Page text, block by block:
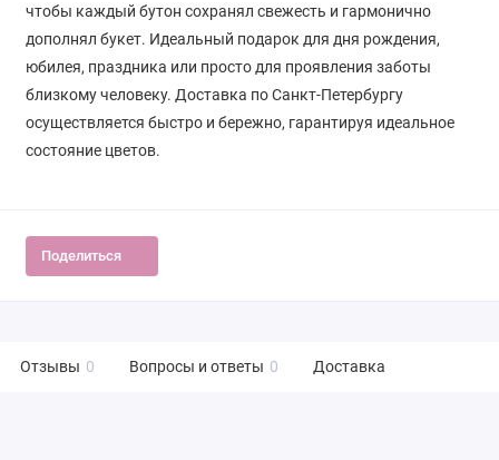
чтобы каждый бутон сохранял свежесть и гармонично
дополнял букет. Идеальный подарок для дня рождения,
юбилея, праздника или просто для проявления заботы
близкому человеку. Доставка по Санкт-Петербургу
осуществляется быстро и бережно, гарантируя идеальное
состояние цветов.
Поделиться
Отзывы 0 Вопросы и ответы 0 Доставка